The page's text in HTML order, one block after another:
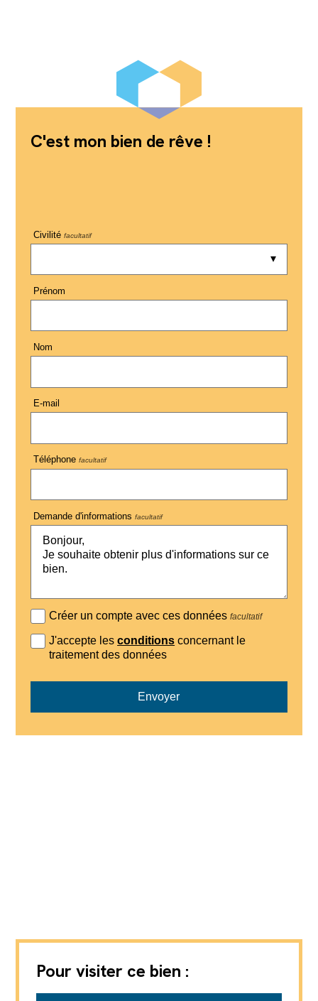
C'est mon bien de rêve !
Civilité facultatif
Prénom
Nom
E-mail
Téléphone facultatif
Demande d'informations facultatif
Créer un compte avec ces donnéesfacultatif
J'accepte lesconditions concernant le
traitement des données
Envoyer
Pour visiter ce bien :
ANNIVIERS-IMMOBILIER